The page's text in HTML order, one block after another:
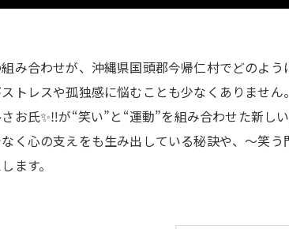
み合わせが、沖縄県国頭郡今帰仁村でどのよ
トレスや孤独感に悩むことも少なくありませ
お氏✨‼️が“笑い”と“運動”を組み合わせた新
く心の支えをも生み出している秘訣や、～笑
ます。